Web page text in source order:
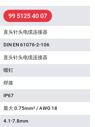
99 5125 40 07
直头针头电缆连接器
DIN EN 61076-2-106
直头针头电缆连接器
螺钉
焊接
IP67
最大 0.75mm² / AWG 18
4.1-7.8mm